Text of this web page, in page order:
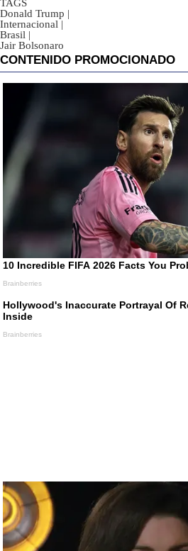
TAGS
Donald Trump |
Internacional |
Brasil |
Jair Bolsonaro